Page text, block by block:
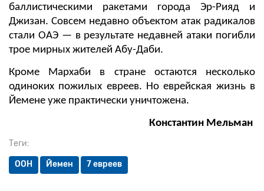
Теги:
ООН Йемен 7 евреев
баллистическими ракетами города Эр-Рияд и
Джизан. Совсем недавно объектом атак радикалов
стали ОАЭ — в результате недавней атаки погибли
трое мирных жителей Абу-Даби.
Кроме Мархаби в стране остаются несколько
одиноких пожилых евреев. Но еврейская жизнь в
Йемене уже практически уничтожена.
Константин Мельман